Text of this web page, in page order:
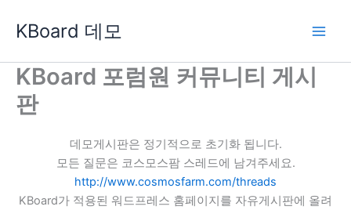
로
KBoard 데모
KBoard 포럼원 커뮤니티 게시
판
데모게시판은 정기적으로 초기화 됩니다.
모든 질문은 코스모스팜 스레드에 남겨주세요.
http://www.cosmosfarm.com/threads
KBoard가 적용된 워드프레스 홈페이지를 자유게시판에 올려